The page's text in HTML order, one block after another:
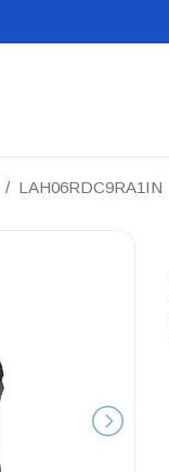
LAH06RDC9RA1IN